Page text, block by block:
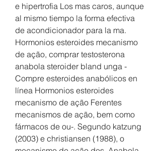
e hipertrofia Los mas caros, aunque
al mismo tiempo la forma efectiva
de acondicionador para la ma.
Hormonios esteroides mecanismo
de ação, comprar testosterona
anabola steroider bland unga -
Compre esteroides anabólicos en
línea Hormonios esteroides
mecanismo de ação Ferentes
mecanismos de ação, bem como
fármacos de ou-. Segundo katzung
(2003) e christiansen (1988), o